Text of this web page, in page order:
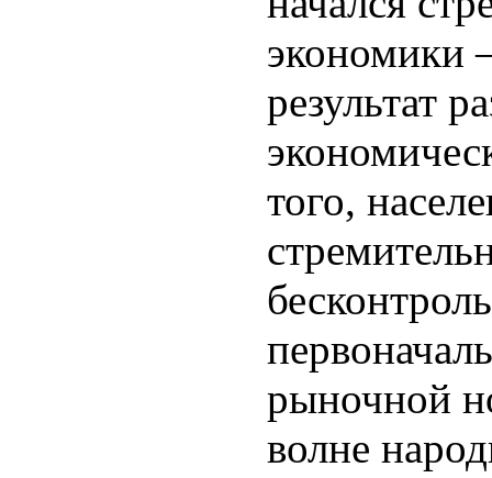
экономики
результат
того,
рыночной
волне